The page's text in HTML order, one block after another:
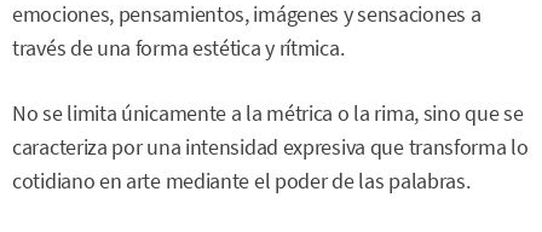
emociones, pensamientos, imágenes y sensaciones a
través de una forma estética y rítmica.
No se limita únicamente a la métrica o la rima, sino que se
caracteriza por una intensidad expresiva que transforma lo
cotidiano en arte mediante el poder de las palabras.